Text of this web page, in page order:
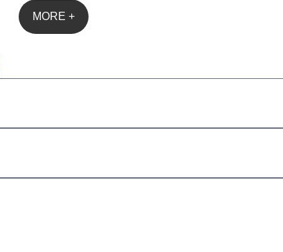
MORE +